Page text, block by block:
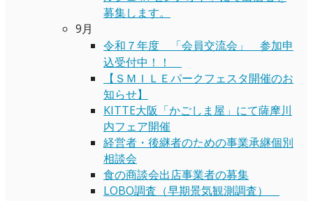
募集します。
9月
令和７年度 「会員交流会」 参加申
込受付中！！
【ＳＭＩＬＥパークフェスタ開催のお
知らせ】
KITTE大阪「かごしま屋」にて薩摩川
内フェア開催
経営者・後継者のための事業承継個別
相談会
食の商談会出店事業者の募集
LOBO調査（早期景気観測調査）